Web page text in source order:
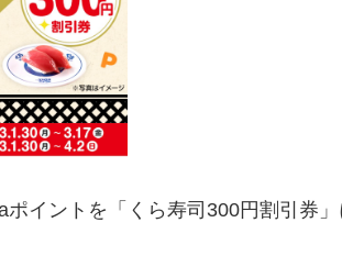
ポイントを「くら寿司300円割引券」